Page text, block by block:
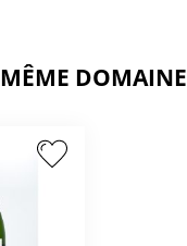
MÊME DOMAINE